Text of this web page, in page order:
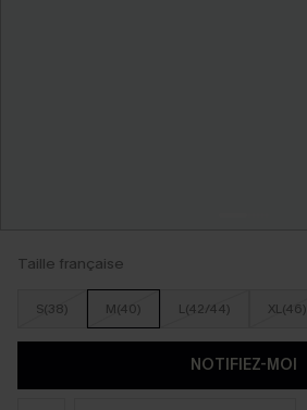
Taille française
S(38) M(40) L(42/44) XL(46)
NOTIFIEZ-MOI